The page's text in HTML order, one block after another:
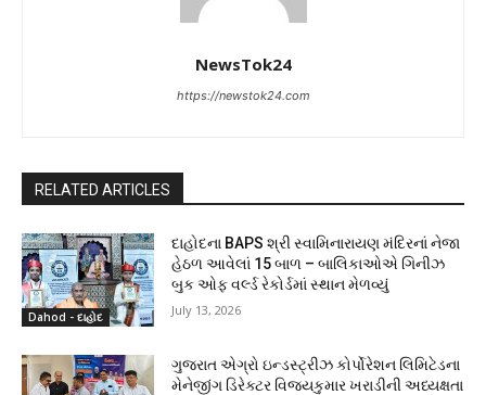
NewsTok24
https://newstok24.com
RELATED ARTICLES
Dahod - દાહોદ
દાહોદના BAPS શ્રી સ્વામિનારાયણ મંદિરનાં નેજા
હેઠળ આવેલાં 15 બાળ – બાલિકાઓએ ગિનીઝ
બુક ઓફ વર્લ્ડ રેકોર્ડમાં સ્થાન મેળવ્યું
July 13, 2026
ગુજરાત એગ્રો ઇન્ડસ્ટ્રીઝ કોર્પોરેશન લિમિટેડના
મેનેજીંગ ડિરેક્ટર વિજયકુમાર ખરાડીની અધ્યક્ષતા